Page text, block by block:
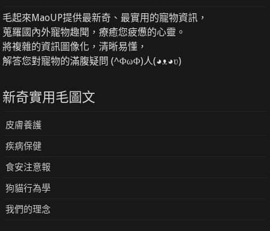
毛起來MaoUP提供最新奇、最實用的寵物資訊，
蒐羅國內外寵物趣聞，療癒您疲憊的心靈。
將複雜的資訊圖像化，清晰易懂，
解答您對寵物的滿腹疑問 (^ΦωΦ)人(◕ᴥ◕ʋ)
新奇實用毛圖文
皮膚養護
疾病保健
食安注意報
狗貓行為學
我們的理念